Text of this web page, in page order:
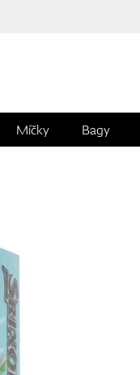
Míčky Bagy